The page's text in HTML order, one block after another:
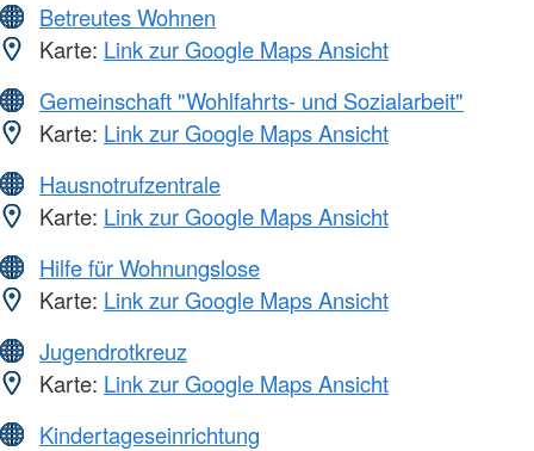
Betreutes Wohnen
Karte: Link zur Google Maps Ansicht
Gemeinschaft "Wohlfahrts- und Sozialarbeit"
Karte: Link zur Google Maps Ansicht
Hausnotrufzentrale
Karte: Link zur Google Maps Ansicht
Hilfe für Wohnungslose
Karte: Link zur Google Maps Ansicht
Jugendrotkreuz
Karte: Link zur Google Maps Ansicht
Kindertageseinrichtung